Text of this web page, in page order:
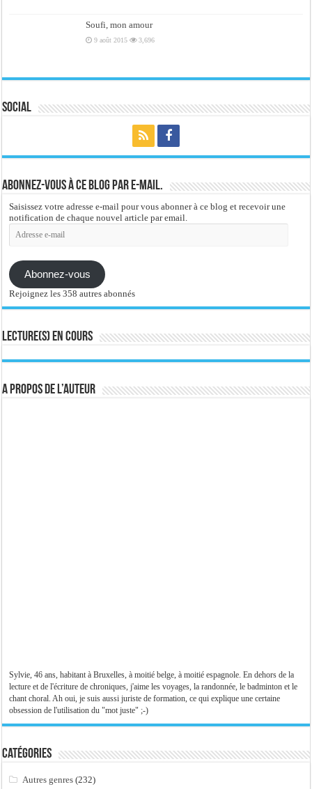
Soufi, mon amour
9 août 2015 3,696
Social
Abonnez-vous à ce blog par e-mail.
Saisissez votre adresse e-mail pour vous abonner à ce blog et recevoir une
notification de chaque nouvel article par email.
Adresse
e-
Abonnez-vous
Rejoignez les 358 autres abonnés
Lecture(s) en cours
A propos de l’auteur
Sylvie, 46 ans, habitant à Bruxelles, à moitié belge, à moitié espagnole. En dehors de la
lecture et de l'écriture de chroniques, j'aime les voyages, la randonnée, le badminton et le
chant choral. Ah oui, je suis aussi juriste de formation, ce qui explique une certaine
obsession de l'utilisation du "mot juste" ;-)
Catégories
Autres genres (232)